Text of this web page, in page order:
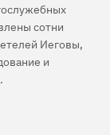
сотни
Иеговы,
и